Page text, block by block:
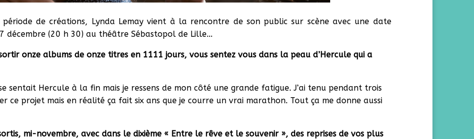
période de créations, Lynda Lemay vient à la rencontre de son public sur scène avec une date
décembre (20 h 30) au théâtre Sébastopol de Lille…
onze albums de onze titres en 1111 jours, vous sentez vous dans la peau d’Hercule qui a
sentait Hercule à la fin mais je ressens de mon côté une grande fatigue. J’ai tenu pendant trois
ce projet mais en réalité ça fait six ans que je courre un vrai marathon. Tout ça me donne aussi
mi-novembre, avec dans le dixième « Entre le rêve et le souvenir », des reprises de vos plus